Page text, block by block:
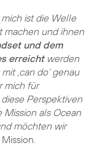
mich ist die Welle
machen und ihnen
und dem
erreichtwerden
‚can do’ genau
mich für
Perspektiven
als Ocean
möchten wir